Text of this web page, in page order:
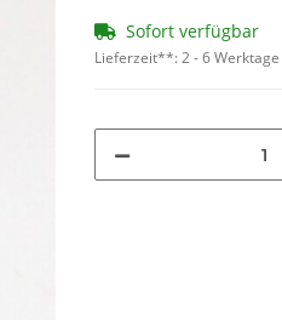
Sofort verfügbar
Lieferzeit**:2 - 6 Werktage